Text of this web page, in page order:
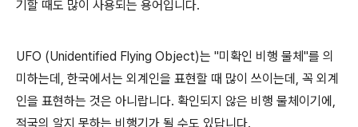
기할 때도 많이 사용되는 용어입니다.
UFO (Unidentified Flying Object)는 "미확인 비행 물체"를 의
미하는데, 한국에서는 외계인을 표현할 때 많이 쓰이는데, 꼭 외계
인을 표현하는 것은 아니랍니다. 확인되지 않은 비행 물체이기에,
적국의 알지 못하는 비행기가 될 수도 있답니다.